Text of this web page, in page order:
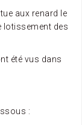
aux renard le
lotissement des
été vus dans
: